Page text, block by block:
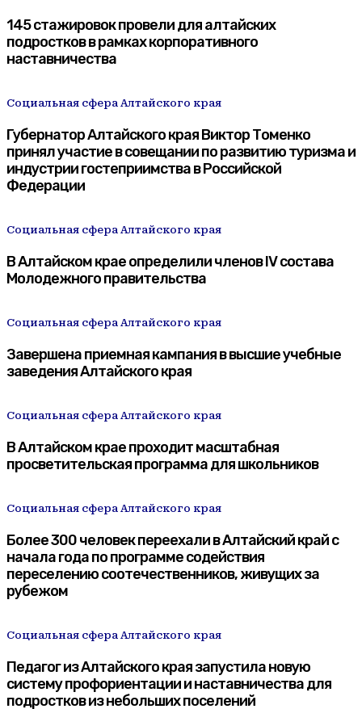
145 стажировок провели для алтайских
подростков в рамках корпоративного
наставничества
Социальная сфера Алтайского края
Губернатор Алтайского края Виктор Томенко
принял участие в совещании по развитию туризма и
индустрии гостеприимства в Российской
Федерации
Социальная сфера Алтайского края
В Алтайском крае определили членов IV состава
Молодежного правительства
Социальная сфера Алтайского края
Завершена приемная кампания в высшие учебные
заведения Алтайского края
Социальная сфера Алтайского края
В Алтайском крае проходит масштабная
просветительская программа для школьников
Социальная сфера Алтайского края
Более 300 человек переехали в Алтайский край с
начала года по программе содействия
переселению соотечественников, живущих за
рубежом
Социальная сфера Алтайского края
Педагог из Алтайского края запустила новую
систему профориентации и наставничества для
подростков из небольших поселений